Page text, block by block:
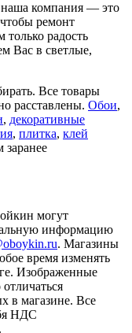
наша компания — это
ремонт
радость
Вас в светлые,
Все товары
расставлены. Обои,
, декоративные
, плитка, клей
заранее
могут
информацию
. Магазины
время изменять
Изображенные
в магазине. Все
НДС